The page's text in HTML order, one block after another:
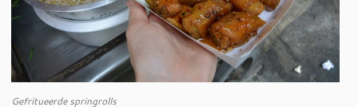
Gefritueerde springrolls